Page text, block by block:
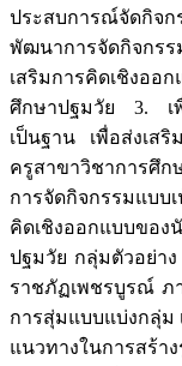
ประสบการณ์จัดกิจ
พัฒนาการจัดกิจกร
เสริมการคิดเชิงออ
ศึกษาปฐมวัย 3. เพื่
เป็นฐาน เพื่อส่งเส
ครูสาขาวิชาการศึ
การจัดกิจกรรมแบบ
คิดเชิงออกแบบของ
ปฐมวัย กลุ่มตัวอย่า
ราชภัฏเพชรบูรณ์ ภ
การสุ่มแบบแบ่งกลุ่ม
แนวทางในการสร้า